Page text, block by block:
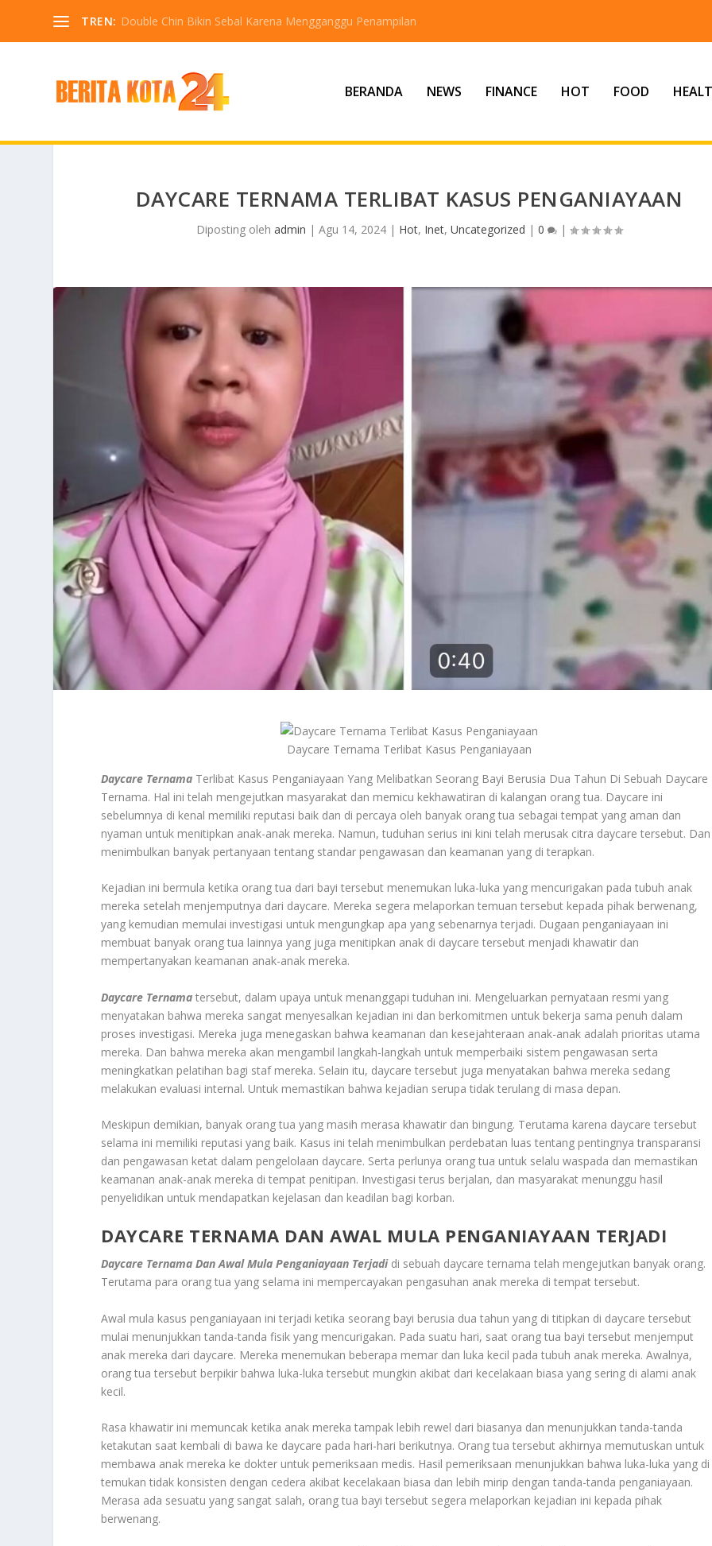
TREN: Double Chin Bikin Sebal Karena Mengganggu Penampilan
BERANDA NEWS FINANCE HOT FOOD
DAYCARE TERNAMA TERLIBAT KASUS PENGANIAYAAN
Diposting oleh admin | Agu 14, 2024| Hot, Inet, Uncategorized | 0 |
Daycare Ternama Terlibat Kasus Penganiayaan
Daycare Ternama Terlibat Kasus Penganiayaan Yang Melibatkan Seorang Bayi Berusia Dua Tahun Di Sebuah Daycare
Ternama. Hal ini telah mengejutkan masyarakat dan memicu kekhawatiran di kalangan orang tua. Daycare ini
sebelumnya di kenal memiliki reputasi baik dan di percaya oleh banyak orang tua sebagai tempat yang aman dan
nyaman untuk menitipkan anak-anak mereka. Namun, tuduhan serius ini kini telah merusak citra daycare tersebut. Dan
menimbulkan banyak pertanyaan tentang standar pengawasan dan keamanan yang di terapkan.
Kejadian ini bermula ketika orang tua dari bayi tersebut menemukan luka-luka yang mencurigakan pada tubuh anak
mereka setelah menjemputnya dari daycare. Mereka segera melaporkan temuan tersebut kepada pihak berwenang,
yang kemudian memulai investigasi untuk mengungkap apa yang sebenarnya terjadi. Dugaan penganiayaan ini
membuat banyak orang tua lainnya yang juga menitipkan anak di daycare tersebut menjadi khawatir dan
mempertanyakan keamanan anak-anak mereka.
Daycare Ternama tersebut, dalam upaya untuk menanggapi tuduhan ini. Mengeluarkan pernyataan resmi yang
menyatakan bahwa mereka sangat menyesalkan kejadian ini dan berkomitmen untuk bekerja sama penuh dalam
proses investigasi. Mereka juga menegaskan bahwa keamanan dan kesejahteraan anak-anak adalah prioritas utama
mereka. Dan bahwa mereka akan mengambil langkah-langkah untuk memperbaiki sistem pengawasan serta
meningkatkan pelatihan bagi staf mereka. Selain itu, daycare tersebut juga menyatakan bahwa mereka sedang
melakukan evaluasi internal. Untuk memastikan bahwa kejadian serupa tidak terulang di masa depan.
Meskipun demikian, banyak orang tua yang masih merasa khawatir dan bingung. Terutama karena daycare tersebut
selama ini memiliki reputasi yang baik. Kasus ini telah menimbulkan perdebatan luas tentang pentingnya transparansi
dan pengawasan ketat dalam pengelolaan daycare. Serta perlunya orang tua untuk selalu waspada dan memastikan
keamanan anak-anak mereka di tempat penitipan. Investigasi terus berjalan, dan masyarakat menunggu hasil
penyelidikan untuk mendapatkan kejelasan dan keadilan bagi korban.
DAYCARE TERNAMA DAN AWAL MULA PENGANIAYAAN TERJADI
Daycare Ternama Dan Awal Mula Penganiayaan Terjadidi sebuah daycare ternama telah mengejutkan banyak orang.
Terutama para orang tua yang selama ini mempercayakan pengasuhan anak mereka di tempat tersebut.
Awal mula kasus penganiayaan ini terjadi ketika seorang bayi berusia dua tahun yang di titipkan di daycare tersebut
mulai menunjukkan tanda-tanda fisik yang mencurigakan. Pada suatu hari, saat orang tua bayi tersebut menjemput
anak mereka dari daycare. Mereka menemukan beberapa memar dan luka kecil pada tubuh anak mereka. Awalnya,
orang tua tersebut berpikir bahwa luka-luka tersebut mungkin akibat dari kecelakaan biasa yang sering di alami anak
kecil.
Rasa khawatir ini memuncak ketika anak mereka tampak lebih rewel dari biasanya dan menunjukkan tanda-tanda
ketakutan saat kembali di bawa ke daycare pada hari-hari berikutnya. Orang tua tersebut akhirnya memutuskan untuk
membawa anak mereka ke dokter untuk pemeriksaan medis. Hasil pemeriksaan menunjukkan bahwa luka-luka yang di
temukan tidak konsisten dengan cedera akibat kecelakaan biasa dan lebih mirip dengan tanda-tanda penganiayaan.
Merasa ada sesuatu yang sangat salah, orang tua bayi tersebut segera melaporkan kejadian ini kepada pihak
berwenang.